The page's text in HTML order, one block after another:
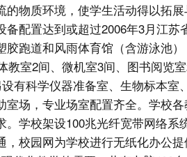
物质环境，使学生活动得以拓
配置达到或超过2006年3月江苏
跑道和风雨体育馆（含游泳池
室2间、微机室3间、图书阅览
有科学仪器准备室、生物标本室
场，专业场室配置齐全。学校
学校架设100兆光纤宽带网络系
校园网为学校进行无纸化办公